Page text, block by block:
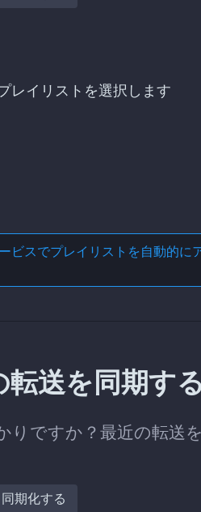
レイリストを選択します
ビスでプレイリストを自動的に
送を同期す
ですか？最近の転送
同期化する